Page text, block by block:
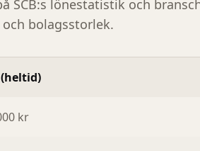
SCB:s lönestatistik och
bolagsstorlek.
kr